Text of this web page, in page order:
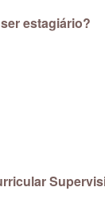
estagiário?